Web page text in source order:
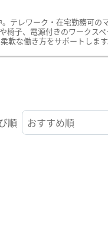
レワーク・在宅勤務可の
子、電源付きのワークス
軟な働き方をサポートします
順